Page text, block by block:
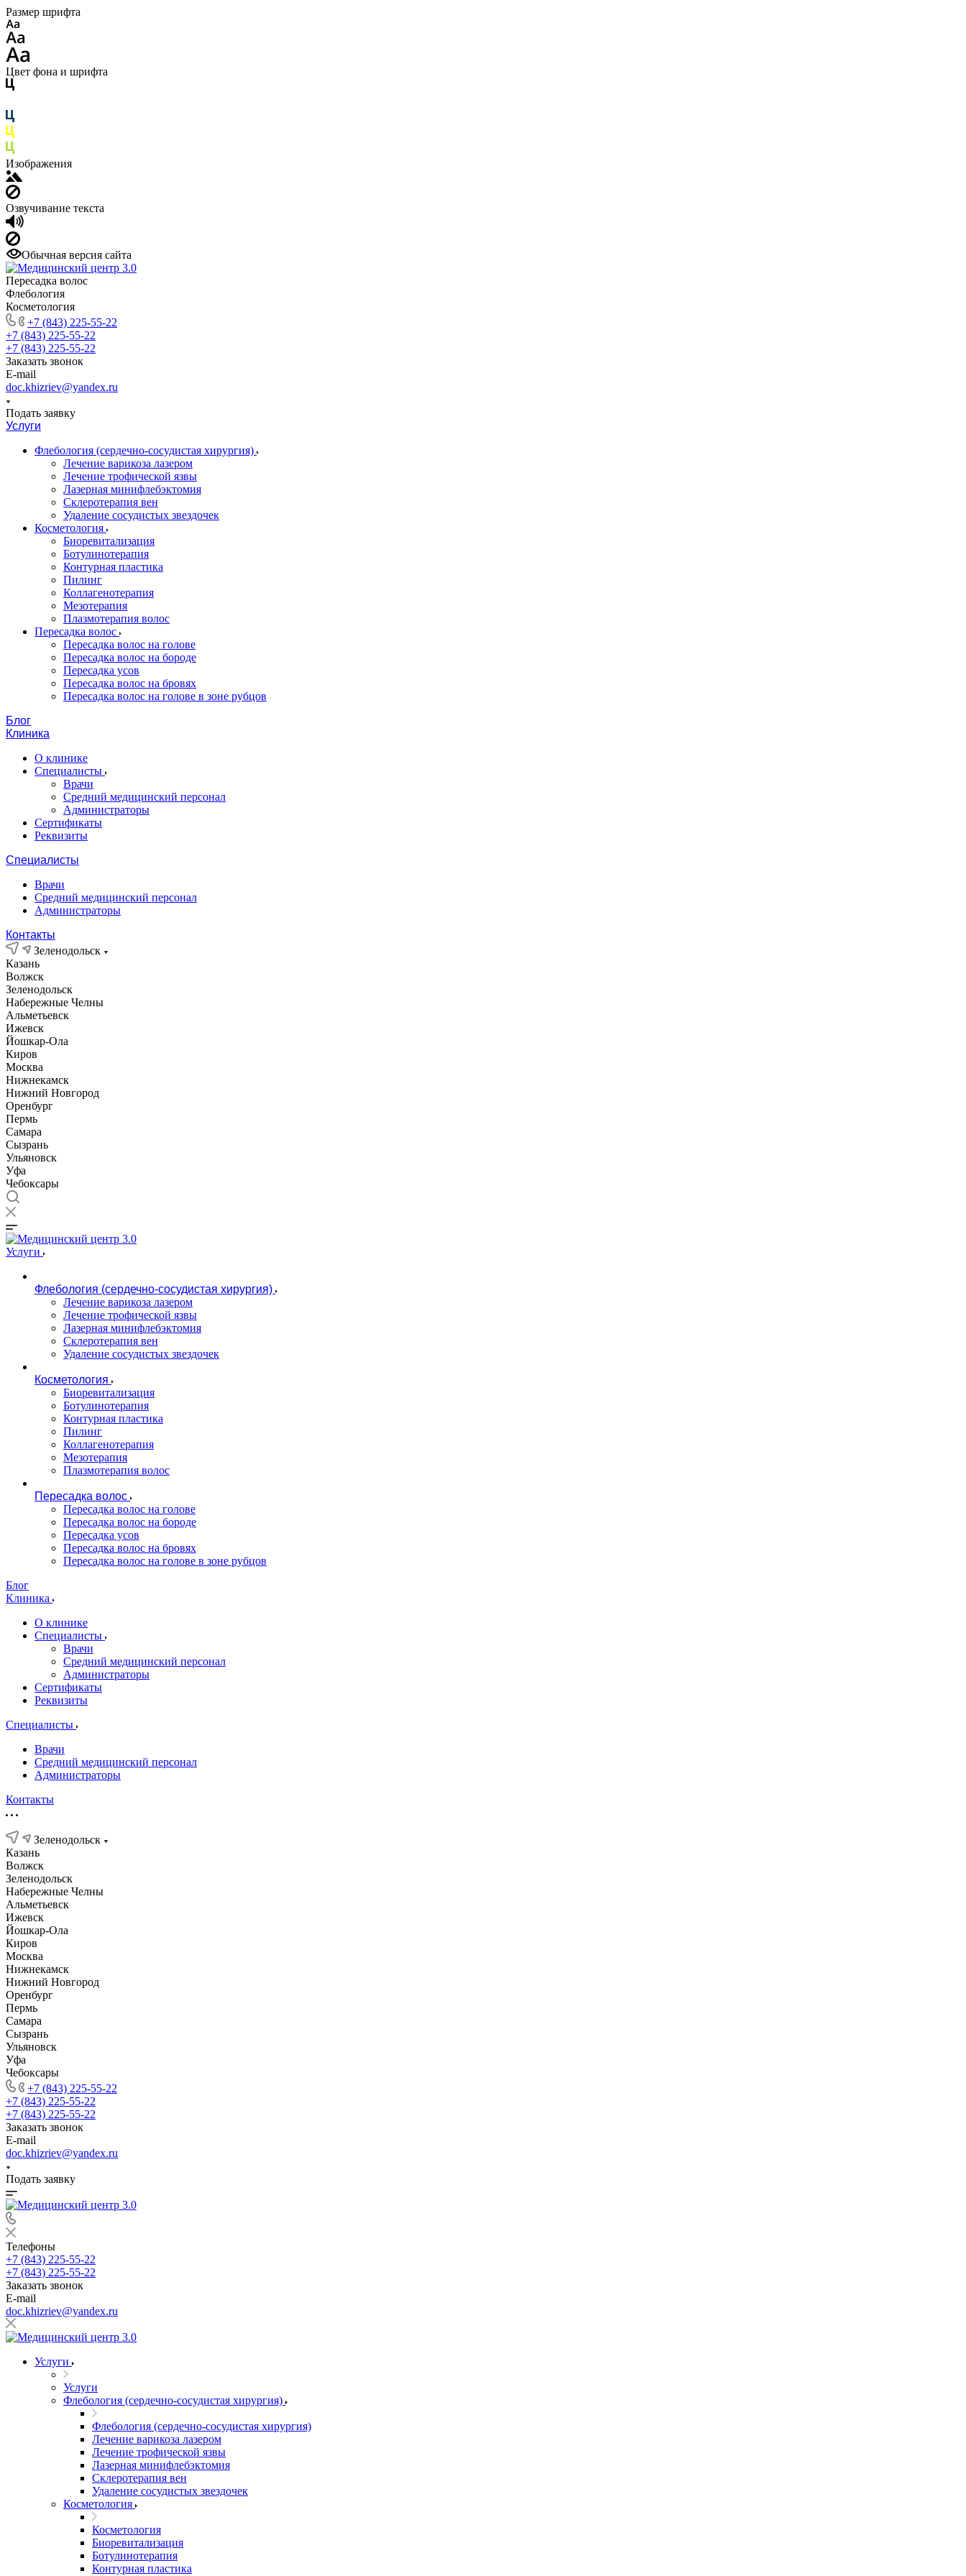
Размер шрифта
Цвет фона и шрифта
Изображения
Озвучивание текста
Обычная версия сайта
Пересадка волос
Флебология
Косметология
+7 (843) 225-55-22
+7 (843) 225-55-22
+7 (843) 225-55-22
Заказать звонок
E-mail
doc.khizriev@yandex.ru
Подать заявку
Услуги
Флебология (сердечно-сосудистая хирургия)
Лечение варикоза лазером
Лечение трофической язвы
Лазерная минифлебэктомия
Cклеротерапия вен
Удаление сосудистых звездочек
Косметология
Биоревитализация
Ботулинотерапия
Контурная пластика
Пилинг
Коллагенотерапия
Мезотерапия
Плазмотерапия волос
Пересадка волос
Пересадка волос на голове
Пересадка волос на бороде
Пересадка усов
Пересадка волос на бровях
Пересадка волос на голове в зоне рубцов
Блог
Клиника
О клинике
Специалисты
Врачи
Средний медицинский персонал
Администраторы
Сертификаты
Реквизиты
Специалисты
Врачи
Средний медицинский персонал
Администраторы
Контакты
Зеленодольск
Казань
Волжск
Зеленодольск
Набережные Челны
Альметьевск
Ижевск
Йошкар-Ола
Киров
Москва
Нижнекамск
Нижний Новгород
Оренбург
Пермь
Самара
Сызрань
Ульяновск
Уфа
Чебоксары
Услуги
Флебология (сердечно-сосудистая хирургия)
Лечение варикоза лазером
Лечение трофической язвы
Лазерная минифлебэктомия
Cклеротерапия вен
Удаление сосудистых звездочек
Косметология
Биоревитализация
Ботулинотерапия
Контурная пластика
Пилинг
Коллагенотерапия
Мезотерапия
Плазмотерапия волос
Пересадка волос
Пересадка волос на голове
Пересадка волос на бороде
Пересадка усов
Пересадка волос на бровях
Пересадка волос на голове в зоне рубцов
Блог
Клиника
О клинике
Специалисты
Врачи
Средний медицинский персонал
Администраторы
Сертификаты
Реквизиты
Специалисты
Врачи
Средний медицинский персонал
Администраторы
Контакты
Зеленодольск
Казань
Волжск
Зеленодольск
Набережные Челны
Альметьевск
Ижевск
Йошкар-Ола
Киров
Москва
Нижнекамск
Нижний Новгород
Оренбург
Пермь
Самара
Сызрань
Ульяновск
Уфа
Чебоксары
+7 (843) 225-55-22
+7 (843) 225-55-22
+7 (843) 225-55-22
Заказать звонок
E-mail
doc.khizriev@yandex.ru
Подать заявку
Телефоны
+7 (843) 225-55-22
+7 (843) 225-55-22
Заказать звонок
E-mail
doc.khizriev@yandex.ru
Услуги
Услуги
Флебология (сердечно-сосудистая хирургия)
Флебология (сердечно-сосудистая хирургия)
Лечение варикоза лазером
Лечение трофической язвы
Лазерная минифлебэктомия
Cклеротерапия вен
Удаление сосудистых звездочек
Косметология
Косметология
Биоревитализация
Ботулинотерапия
Контурная пластика